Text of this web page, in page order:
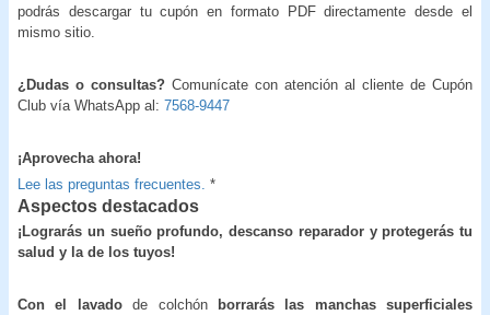
podrás descargar tu cupón en formato PDF directamente desde el
mismo sitio.
¿Dudas o consultas? Comunícate con atención al cliente de Cupón
Club vía WhatsApp al: 7568-9447
¡Aprovecha ahora!
Lee las preguntas frecuentes. *
Aspectos destacados
¡Lograrás un sueño profundo, descanso reparador y protegerás tu
salud y la de los tuyos!
Con el lavadode colchón
borrarás las manchas superficiales